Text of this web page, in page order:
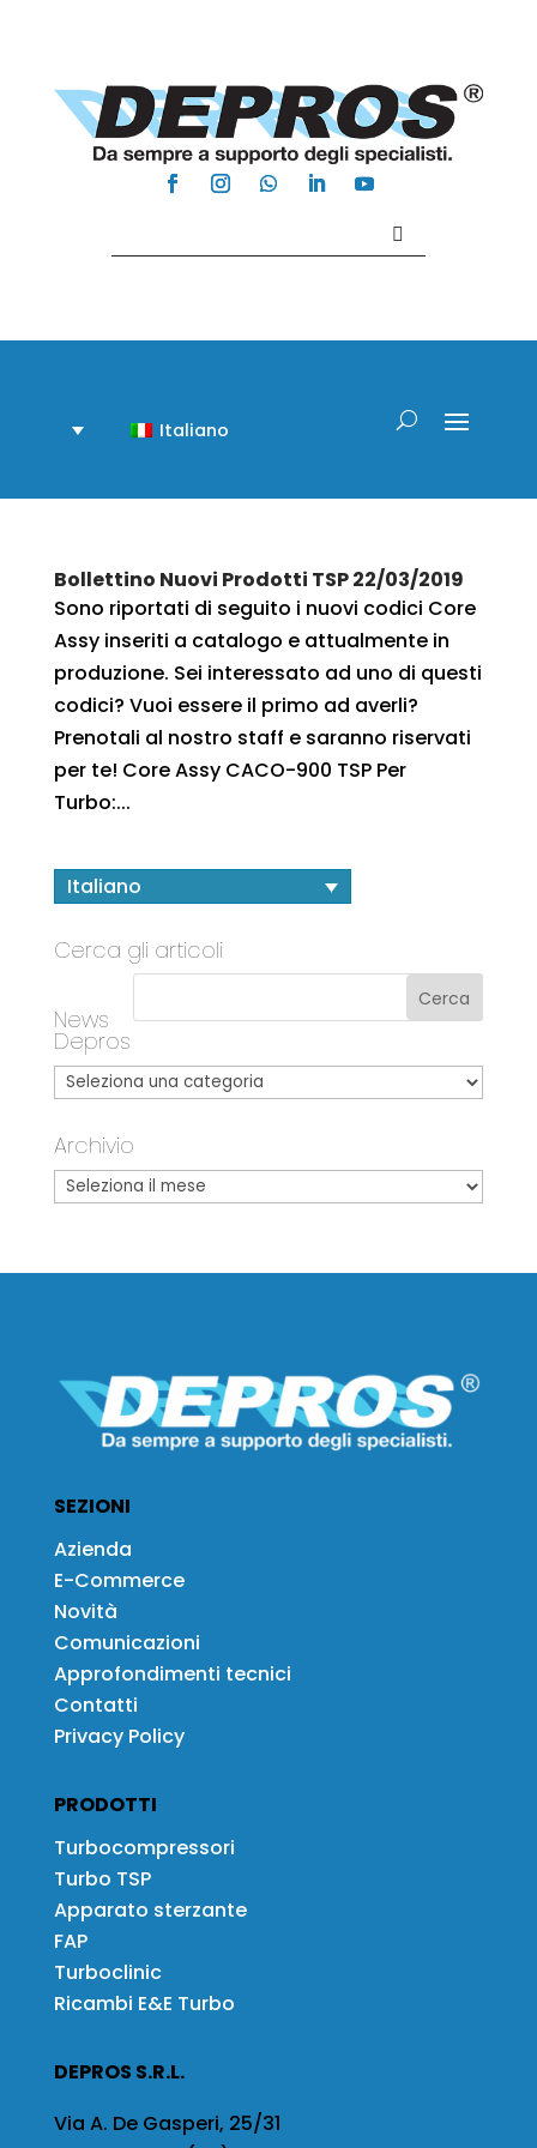
Italiano
Bollettino Nuovi Prodotti TSP 22/03/2019
Sono riportati di seguito i nuovi codici Core
Assy inseriti a catalogo e attualmente in
produzione. Sei interessato ad uno di questi
codici? Vuoi essere il primo ad averli?
Prenotali al nostro staff e saranno riservati
per te! Core Assy CACO-900 TSP Per
Turbo:...
Italiano
Cerca gli articoli
News
Depros
Archivio
SEZIONI
Azienda
E-Commerce
Novità
Comunicazioni
Approfondimenti tecnici
Contatti
Privacy Policy
PRODOTTI
Turbocompressori
Turbo TSP
Apparato sterzante
FAP
Turboclinic
Ricambi E&E Turbo
DEPROS S.R.L.
Via A. De Gasperi, 25/31